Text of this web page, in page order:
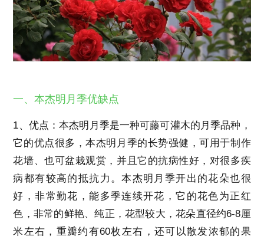
一、本杰明月季优缺点
1、优点：本杰明月季是一种可藤可灌木的月季品种，
它的优点很多，本杰明月季的长势强健，可用于制作
花墙、也可盆栽观赏，并且它的抗病性好，对很多疾
病都有较高的抵抗力。本杰明月季开出的花朵也很
好，非常勤花，能多季连续开花，它的花色为正红
色，非常的鲜艳、纯正，花型较大，花朵直径约6-8厘
米左右，重瓣约有60枚左右，还可以散发浓郁的果